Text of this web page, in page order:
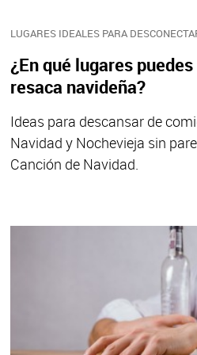
LUGARES IDEALES PARA
¿En qué lugares
resaca navideña?
Ideas para descansar de
Navidad y Nochevieja sin
Canción de Navidad.